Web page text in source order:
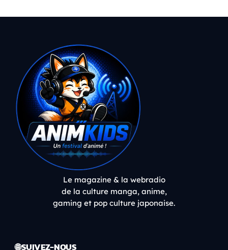
Le magazine & la webradio
de la culture manga, anime,
gaming et pop culture japonaise.
🌐 SUIVEZ-NOUS